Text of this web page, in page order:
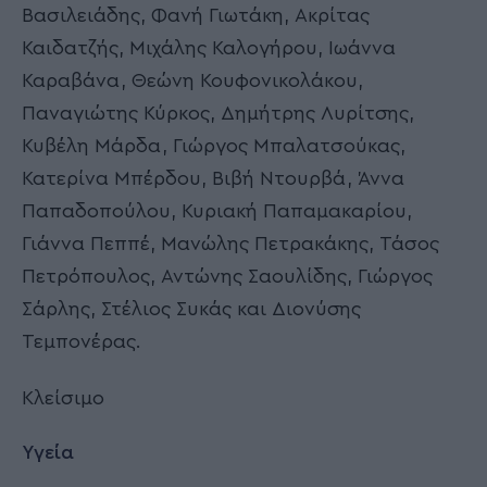
Βασιλειάδης, Φανή Γιωτάκη, Ακρίτας
Καιδατζής, Μιχάλης Καλογήρου, Ιωάννα
Καραβάνα, Θεώνη Κουφονικολάκου,
Παναγιώτης Κύρκος, Δημήτρης Λυρίτσης,
Κυβέλη Μάρδα, Γιώργος Μπαλατσούκας,
Κατερίνα Μπέρδου, Βιβή Ντουρβά, Άννα
Παπαδοπούλου, Κυριακή Παπαμακαρίου,
Γιάννα Πεππέ, Μανώλης Πετρακάκης, Τάσος
Πετρόπουλος, Αντώνης Σαουλίδης, Γιώργος
Σάρλης, Στέλιος Συκάς και Διονύσης
Τεμπονέρας.
Κλείσιμο
Υγεία